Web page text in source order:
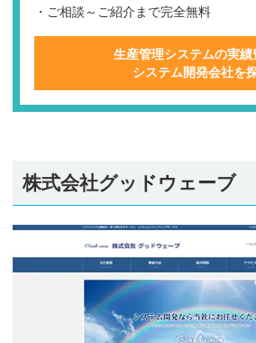
・ご相談～ご紹介まで完全無料
生産管理システムの実績
システム開発会社を
株式会社グッドウェーブ